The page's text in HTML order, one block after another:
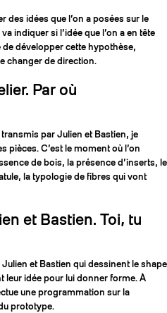
des idées que l’on a posées sur le
indiquer si l’idée que l’on a en tête
développer cette hypothèse,
changer de direction.
Par où
par Julien et Bastien, je
pièces. C’est le moment où l’on
de bois, la présence d’inserts, le
la typologie de fibres qui vont
et Bastien. Toi, tu
et Bastien qui dessinent le shape
leur idée pour lui donner forme. À
une programmation sur la
prototype.